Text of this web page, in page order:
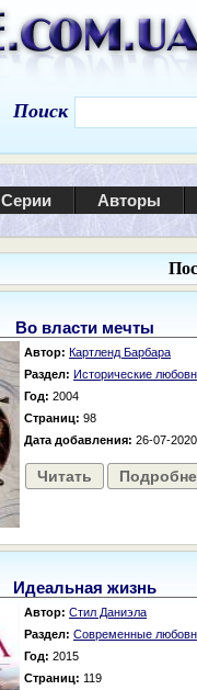
Поиск
Серии Авторы
Во власти мечты
Автор: Картленд Барбара
Раздел: Исторические
Год: 2004
Страниц: 98
Дата добавления: 26-07-2020
Читать
Идеальная жизнь
Автор: Стил Даниэла
Раздел: Современные
Год: 2015
Страниц: 119